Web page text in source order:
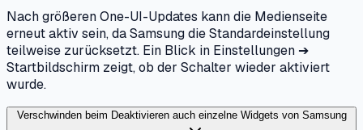
Nach größeren One-UI-Updates kann die Medienseite
erneut aktiv sein, da Samsung die Standardeinstellung
teilweise zurücksetzt. Ein Blick in Einstellungen ➔
Startbildschirm zeigt, ob der Schalter wieder aktiviert
wurde.
Verschwinden beim Deaktivieren auch einzelne Widgets von Samsung